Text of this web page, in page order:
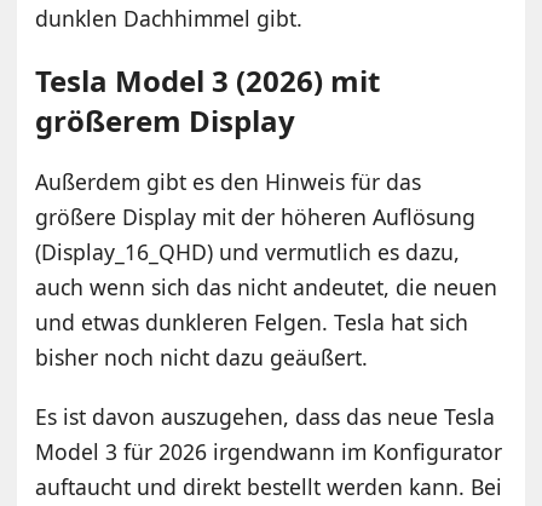
dunklen Dachhimmel gibt.
Tesla Model 3 (2026) mit
größerem Display
Außerdem gibt es den Hinweis für das
größere Display mit der höheren Auflösung
(Display_16_QHD) und vermutlich es dazu,
auch wenn sich das nicht andeutet, die neuen
und etwas dunkleren Felgen. Tesla hat sich
bisher noch nicht dazu geäußert.
Es ist davon auszugehen, dass das neue Tesla
Model 3 für 2026 irgendwann im Konfigurator
auftaucht und direkt bestellt werden kann. Bei